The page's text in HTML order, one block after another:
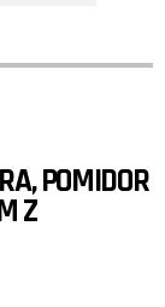
POMIDOR
Z